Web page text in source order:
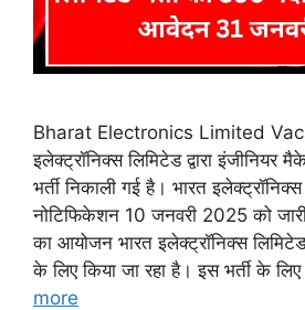
Bharat Electronics Limited
इलेक्ट्रॉनिक्स लिमिटेड द्वारा इंजीनियर
भर्ती निकाली गई है। भारत
नोटिफिकेशन 10 जनवरी 2025 को
का आयोजन भारत इलेक्ट्रॉनिक्स
के लिए किया जा रहा है। इस भर्ती के
more